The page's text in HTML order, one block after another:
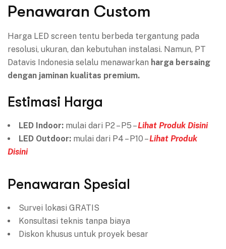
Penawaran Custom
Harga LED screen tentu berbeda tergantung pada
resolusi, ukuran, dan kebutuhan instalasi. Namun, PT
Datavis Indonesia selalu menawarkan harga bersaing
dengan jaminan kualitas premium.
Estimasi Harga
LED Indoor: mulai dari P2 – P5 –Lihat Produk Disini
LED Outdoor: mulai dari P4 – P10 –Lihat Produk
Disini
Penawaran Spesial
Survei lokasi GRATIS
Konsultasi teknis tanpa biaya
Diskon khusus untuk proyek besar